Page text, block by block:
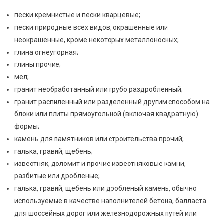
пески кремнистые и пески кварцевые;
пески природные всех видов, окрашенные или
неокрашенные, кроме некоторых металлоносных;
глина огнеупорная;
глины прочие;
мел;
гранит необработанный или грубо раздробленный;
гранит распиленный или разделенный другим способом на
блоки или плиты прямоугольной (включая квадратную)
формы;
камень для памятников или строительства прочий;
галька, гравий, щебень;
известняк, доломит и прочие известняковые камни,
разбитые или дробленые;
галька, гравий, щебень или дробленый камень, обычно
используемые в качестве наполнителей бетона, балласта
для шоссейных дорог или железнодорожных путей или